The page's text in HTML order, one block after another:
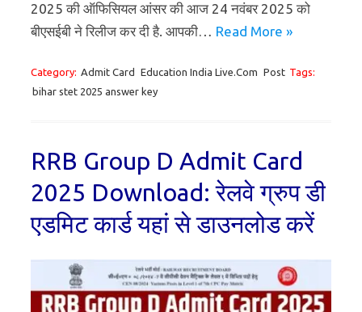
2025 की ऑफिसियल आंसर की आज 24 नवंबर 2025 को
बीएसईबी ने रिलीज कर दी है. आपकी… Read More »
Category: Admit Card Education India Live.Com Post Tags:
bihar stet 2025 answer key
RRB Group D Admit Card
2025 Download: रेलवे ग्रुप डी
एडमिट कार्ड यहां से डाउनलोड करें